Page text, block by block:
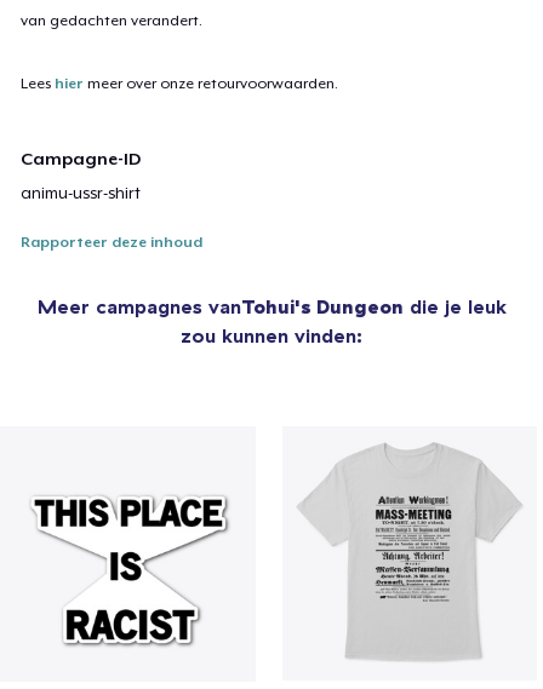
van gedachten verandert.
Lees hier meer over onze retourvoorwaarden.
Campagne-ID
animu-ussr-shirt
Rapporteer deze inhoud
Meer campagnes vanTohui's Dungeon die je leuk
zou kunnen vinden: